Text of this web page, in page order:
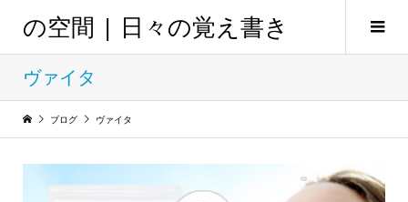
の空間 | 日々の覚え書き
ヴァイタ
ブログ ヴァイタ